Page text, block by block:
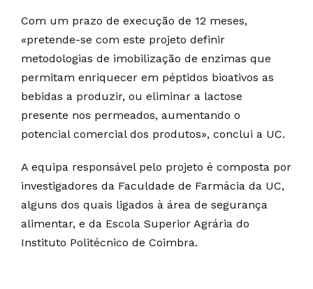
Com um prazo de execução de 12 meses,
«pretende-se com este projeto definir
metodologias de imobilização de enzimas que
permitam enriquecer em péptidos bioativos as
bebidas a produzir, ou eliminar a lactose
presente nos permeados, aumentando o
potencial comercial dos produtos», conclui a UC.
A equipa responsável pelo projeto é composta por
investigadores da Faculdade de Farmácia da UC,
alguns dos quais ligados à área de segurança
alimentar, e da Escola Superior Agrária do
Instituto Politécnico de Coimbra.